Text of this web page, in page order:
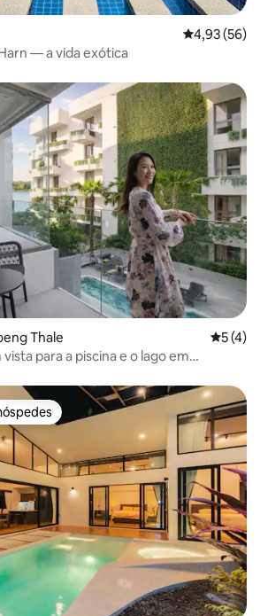
4,93 de uma
4,93 (56)
— a vida exótica
Thale 5 de
5 (4)
para a piscina e o lago em
preferidos dos hóspedes